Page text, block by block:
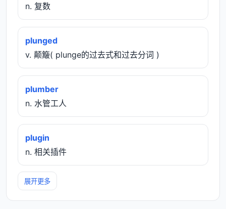
n. 复数
plunged
v. 颠簸( plunge的过去式和过去分词 )
plumber
n. 水管工人
plugin
n. 相关插件
展开更多